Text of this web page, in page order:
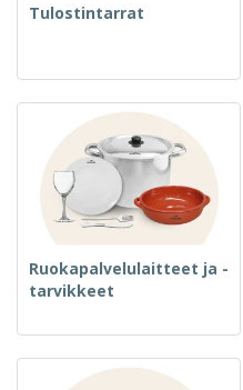
Tulostintarrat
Ruokapalvelulaitteet ja -
tarvikkeet